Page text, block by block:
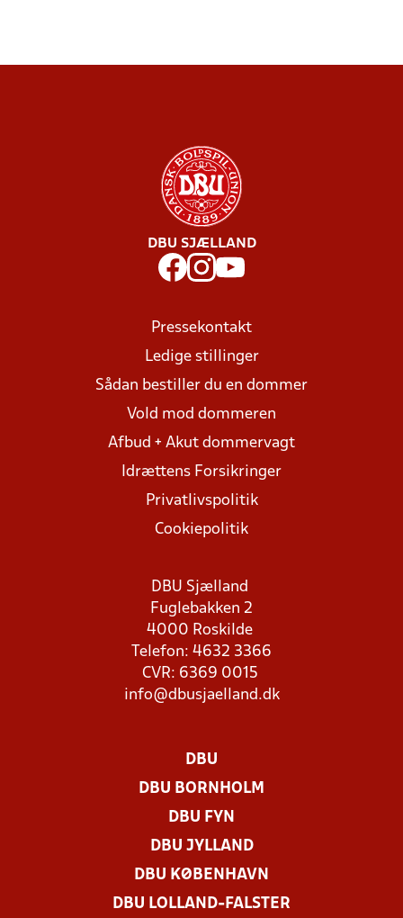
DBU SJÆLLAND
Pressekontakt
Ledige stillinger
Sådan bestiller du en dommer
Vold mod dommeren
Afbud + Akut dommervagt
Idrættens Forsikringer
Privatlivspolitik
Cookiepolitik
DBU Sjælland
Fuglebakken 2
4000 Roskilde
Telefon: 4632 3366
CVR: 6369 0015
info@dbusjaelland.dk
DBU
DBU BORNHOLM
DBU FYN
DBU JYLLAND
DBU KØBENHAVN
DBU LOLLAND-FALSTER